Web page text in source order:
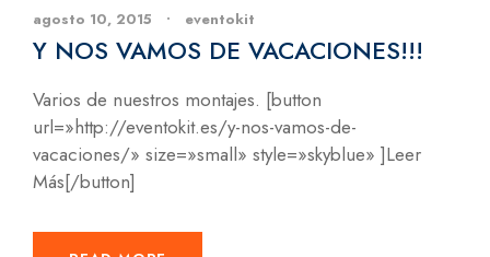
agosto 10, 2015 • eventokit
Y NOS VAMOS DE VACACIONES!!!
Varios de nuestros montajes. [button
url=»http://eventokit.es/y-nos-vamos-de-
vacaciones/» size=»small» style=»skyblue» ]Leer
Más[/button]